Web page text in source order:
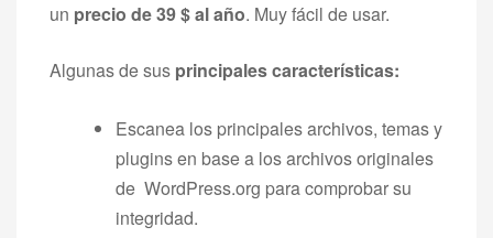
un precio de 39 $ al año. Muy fácil de usar.
Algunas de sus principales características:
Escanea los principales archivos, temas y
plugins en base a los archivos originales
de WordPress.org para comprobar su
integridad.